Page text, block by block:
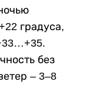
градуса,
без
– 3–8